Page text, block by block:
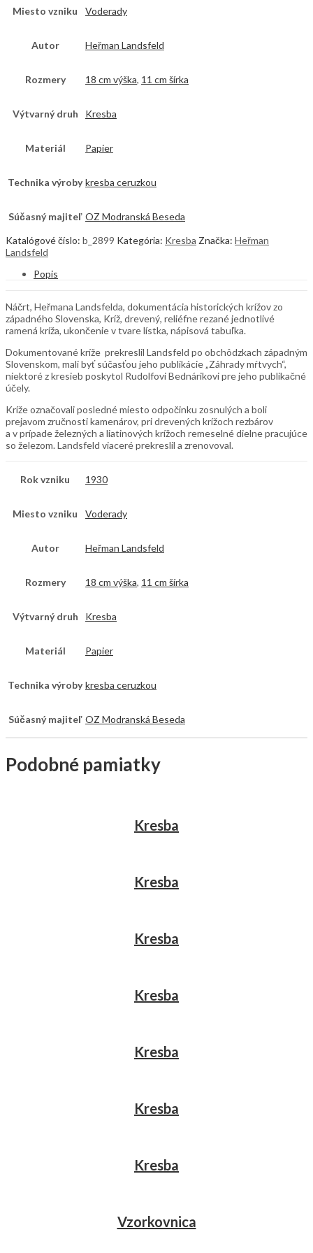
Miesto vzniku Voderady
Autor Heřman Landsfeld
Rozmery 18 cm výška, 11 cm šírka
Výtvarný druh Kresba
Materiál Papier
Technika výroby kresba ceruzkou
Súčasný majiteľ OZ Modranská Beseda
Katalógové číslo: b_2899 Kategória: Kresba Značka: Heřman
Landsfeld
Popis
Náčrt, Heřmana Landsfelda, dokumentácia historických krížov zo
západného Slovenska, Kríž, drevený, reliéfne rezané jednotlivé
ramená kríža, ukončenie v tvare lístka, nápisová tabuľka.
Dokumentované kríže prekreslil Landsfeld po obchôdzkach západným
Slovenskom, mali byť súčasťou jeho publikácie „Záhrady mŕtvych“,
niektoré z kresieb poskytol Rudolfovi Bednárikovi pre jeho publikačné
účely.
Kríže označovali posledné miesto odpočinku zosnulých a boli
prejavom zručnosti kamenárov, pri drevených krížoch rezbárov
a v prípade železných a liatinových krížoch remeselné dielne pracujúce
so železom. Landsfeld viaceré prekreslil a zrenovoval.
Rok vzniku 1930
Miesto vzniku Voderady
Autor Heřman Landsfeld
Rozmery 18 cm výška, 11 cm šírka
Výtvarný druh Kresba
Materiál Papier
Technika výroby kresba ceruzkou
Súčasný majiteľ OZ Modranská Beseda
Podobné pamiatky
Kresba
Kresba
Kresba
Kresba
Kresba
Kresba
Kresba
Vzorkovnica